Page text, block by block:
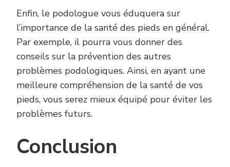
Enfin, le podologue vous éduquera sur
l’importance de la santé des pieds en général.
Par exemple, il pourra vous donner des
conseils sur la prévention des autres
problèmes podologiques. Ainsi, en ayant une
meilleure compréhension de la santé de vos
pieds, vous serez mieux équipé pour éviter les
problèmes futurs.
Conclusion